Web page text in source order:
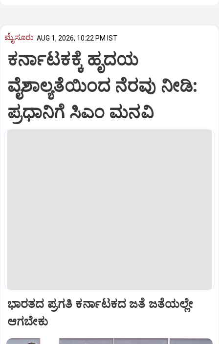
ಮೈಸೂರು AUG 1, 2026, 10:22 PM IST
ಕರ್ನಾಟಕಕ್ಕೆ ಹೃದಯ
ವೈಶಾಲ್ಯತೆಯಿಂದ ನೆರವು ನೀಡಿ:
ಪ್ರಧಾನಿಗೆ ಸಿಎಂ ಮನವಿ
ಭಾರತದ ಪ್ರಗತಿ ಕರ್ನಾಟಕದ ಜತೆ ಜತೆಯಲ್ಲೇ
ಆಗಬೇಕು